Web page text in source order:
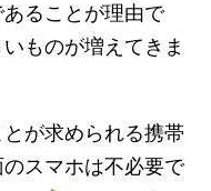
ることが理由で
ものが増えてきま
が求められる携帯
スマホは不必要で